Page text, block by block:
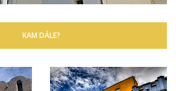
KAM DÁLE?